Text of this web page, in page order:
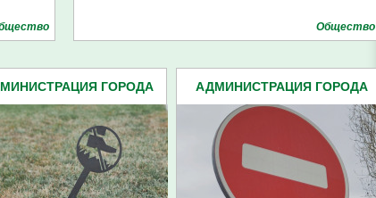
Общество
ГОРОДА
АДМИНИСТРАЦИЯ ГОРОДА